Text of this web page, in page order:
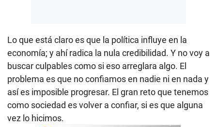
Lo que está claro es que la política influye en la
economía; y ahí radica la nula credibilidad. Y no voy a
buscar culpables como si eso arreglara algo. El
problema es que no confiamos en nadie ni en nada y
así es imposible progresar. El gran reto que tenemos
como sociedad es volver a confiar, si es que alguna
vez lo hicimos.